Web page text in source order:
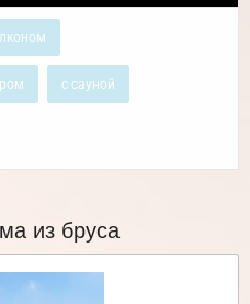
с сауной
из бруса